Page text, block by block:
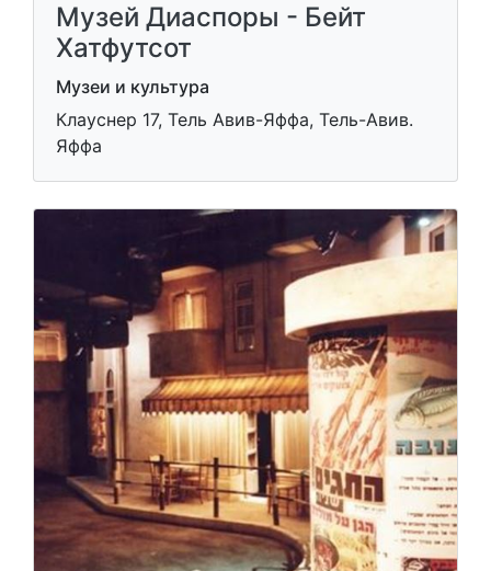
Музей Диаспоры - Бейт
Хатфутсот
Музеи и культура
Клауснер 17, Тель Авив-Яффа, Тель-Авив.
Яффа